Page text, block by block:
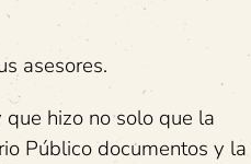
asesores.
hizo no solo que la
Público documentos y la